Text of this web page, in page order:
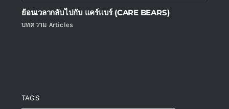
ย้อนเวลากลับไปกับ แคร์แบร์ (CARE BEARS)
บทความ Articles
TAGS